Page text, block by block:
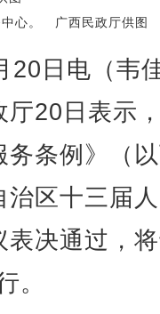
中心。 广西民政厅供图
日电（韦
厅20日表示
务条例》（
治区十三届
表决通过，
。